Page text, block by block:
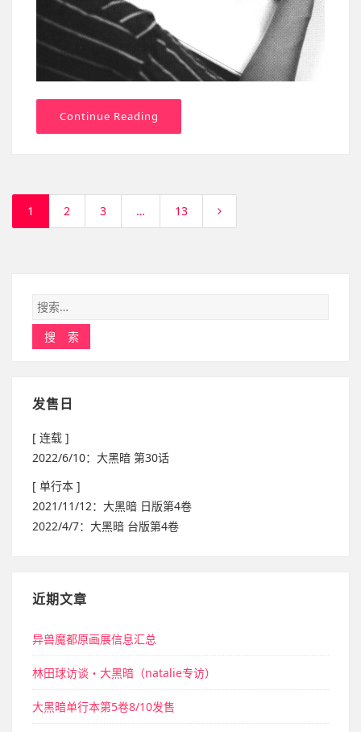
Continue Reading
1 2 3 … 13
发售日
[ 连载 ]
2022/6/10：大黑暗 第30话
[ 单行本 ]
2021/11/12：大黑暗 日版第4卷
2022/4/7：大黑暗 台版第4卷
近期文章
异兽魔都原画展信息汇总
林田球访谈・大黑暗（natalie专访）
大黑暗单行本第5卷8/10发售